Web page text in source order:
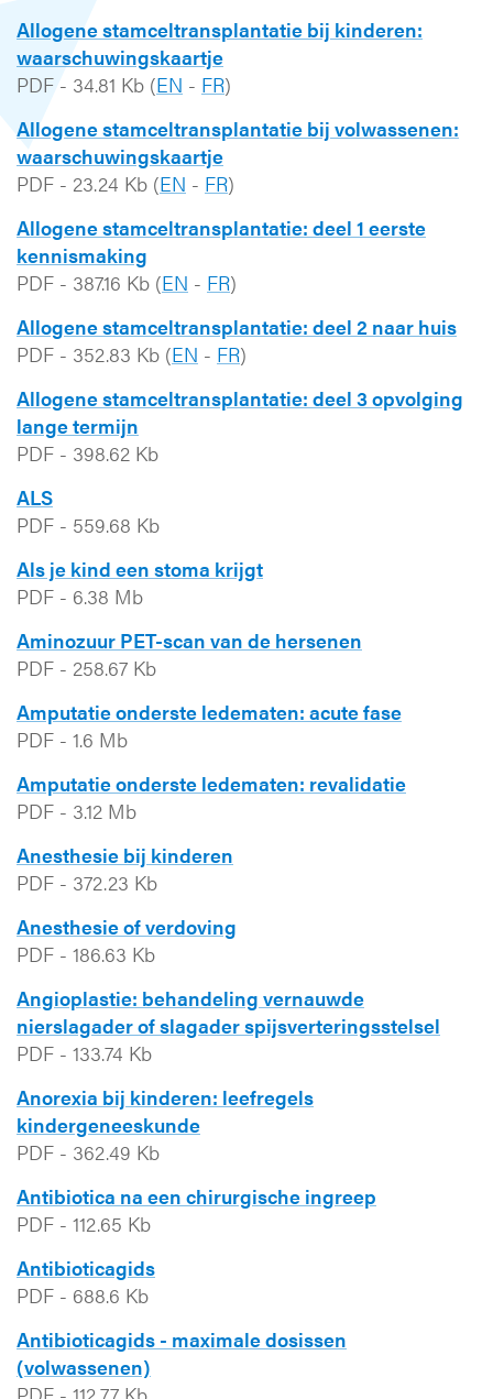
Allogene stamceltransplantatie bij kinderen:
waarschuwingskaartje
PDF - 34.81 Kb (EN - FR)
Allogene stamceltransplantatie bij volwassenen:
waarschuwingskaartje
PDF - 23.24 Kb (EN - FR)
Allogene stamceltransplantatie: deel 1 eerste
kennismaking
PDF - 387.16 Kb (EN - FR)
Allogene stamceltransplantatie: deel 2 naar huis
PDF - 352.83 Kb (EN - FR)
Allogene stamceltransplantatie: deel 3 opvolging
lange termijn
PDF - 398.62 Kb
ALS
PDF - 559.68 Kb
Als je kind een stoma krijgt
PDF - 6.38 Mb
Aminozuur PET-scan van de hersenen
PDF - 258.67 Kb
Amputatie onderste ledematen: acute fase
PDF - 1.6 Mb
Amputatie onderste ledematen: revalidatie
PDF - 3.12 Mb
Anesthesie bij kinderen
PDF - 372.23 Kb
Anesthesie of verdoving
PDF - 186.63 Kb
Angioplastie: behandeling vernauwde
nierslagader of slagader spijsverteringsstelsel
PDF - 133.74 Kb
Anorexia bij kinderen: leefregels
kindergeneeskunde
PDF - 362.49 Kb
Antibiotica na een chirurgische ingreep
PDF - 112.65 Kb
Antibioticagids
PDF - 688.6 Kb
Antibioticagids - maximale dosissen
(volwassenen)